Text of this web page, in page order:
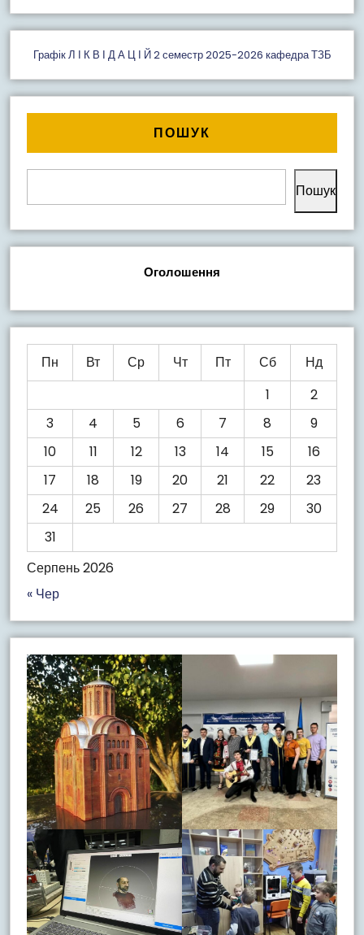
Графік Л І К В І Д А Ц І Й 2 семестр 2025-2026 кафедра ТЗБ
ПОШУК
Пошук
Оголошення
Серпень 2026
Пн Вт Ср Чт Пт Сб
Нд
1
2
3
4 5 6 7 8
9
10
11 12 13 14 15
16
17
18 19 20 21 22
23
24
25 26 27 28 29
30
31
« Чер